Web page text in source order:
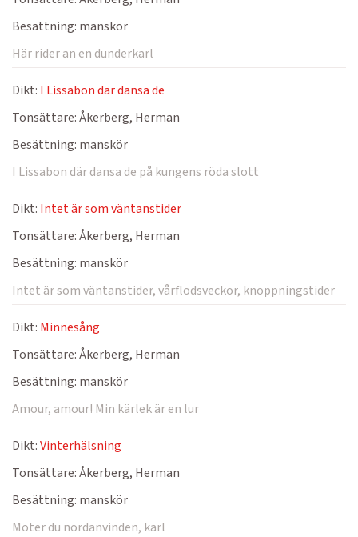
Besättning: manskör
Här rider an en dunderkarl
Dikt: I Lissabon där dansa de
Tonsättare:Åkerberg, Herman
Besättning: manskör
I Lissabon där dansa de på kungens röda slott
Dikt: Intet är som väntanstider
Tonsättare:Åkerberg, Herman
Besättning: manskör
Intet är som väntanstider, vårflodsveckor, knoppningstider
Dikt: Minnesång
Tonsättare:Åkerberg, Herman
Besättning: manskör
Amour, amour! Min kärlek är en lur
Dikt:Vinterhälsning
Tonsättare:Åkerberg, Herman
Besättning: manskör
Möter du nordanvinden, karl